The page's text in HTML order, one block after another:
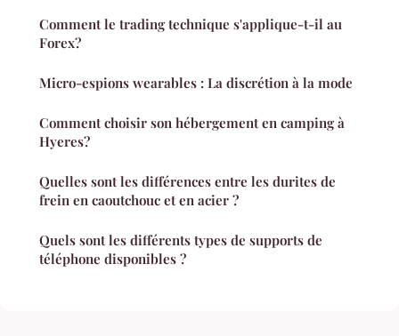
Comment le trading technique s'applique-t-il au
Forex?
Micro-espions wearables : La discrétion à la mode
Comment choisir son hébergement en camping à
Hyeres?
Quelles sont les différences entre les durites de
frein en caoutchouc et en acier ?
Quels sont les différents types de supports de
téléphone disponibles ?